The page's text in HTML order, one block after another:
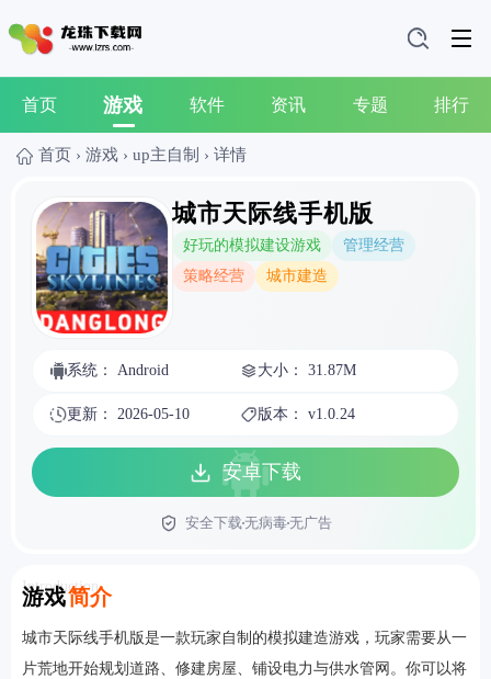
首页 游戏 软件 资讯 专题 排行
首页 › 游戏 › up主自制 › 详情
城市天际线手机版
好玩的模拟建设游戏
管理经营
策略经营
城市建造
系统： Android 大小： 31.87M
更新： 2026-05-10 版本： v1.0.24
安卓下载
安全下载无病毒无广告
游戏简介
Introduction
城市天际线手机版是一款玩家自制的模拟建造游戏，玩家需要从一
片荒地开始规划道路、修建房屋、铺设电力与供水管网。你可以将